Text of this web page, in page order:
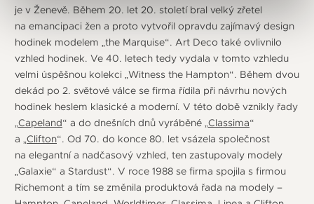
je v Ženevě. Během 20. let 20. století bral velký zřetel
na emancipaci žen a proto vytvořil opravdu zajímavý design
hodinek modelem „the Marquise“. Art Deco také ovlivnilo
vzhled hodinek. Ve 40. letech tedy vydala v tomto vzhledu
velmi úspěšnou kolekci „Witness the Hampton“. Během dvou
dekád po 2. světové válce se firma řídila při návrhu nových
hodinek heslem klasické a moderní. V této době vznikly řady
„Capeland“ a do dnešních dnů vyráběné „Classima“
a „Clifton“. Od 70. do konce 80. let vsázela společnost
na elegantní a nadčasový vzhled, ten zastupovaly modely
„Galaxie“ a Stardust“. V roce 1988 se firma spojila s firmou
Richemont a tím se změnila produktová řada na modely –